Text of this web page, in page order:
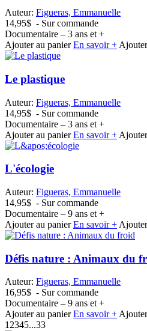
Auteur: Figueras, Emmanuelle
14,95$ - Sur commande
Documentaire – 3 ans et +
Ajouter au panier En savoir +
Le plastique
Auteur: Figueras, Emmanuelle
14,95$ - Sur commande
Documentaire – 3 ans et +
Ajouter au panier En savoir +
L'écologie
Auteur: Figueras, Emmanuelle
14,95$ - Sur commande
Documentaire – 9 ans et +
Ajouter au panier En savoir +
Défis nature : Animaux du
Auteur: Figueras, Emmanuelle
16,95$ - Sur commande
Documentaire – 9 ans et +
Ajouter au panier En savoir +
12345...33